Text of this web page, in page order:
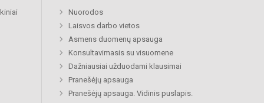
Nuorodos
Laisvos darbo vietos
Asmens duomenų apsauga
Konsultavimasis su visuomene
Dažniausiai užduodami klausimai
Pranešėjų apsauga
Pranešėjų apsauga. Vidinis puslapis.